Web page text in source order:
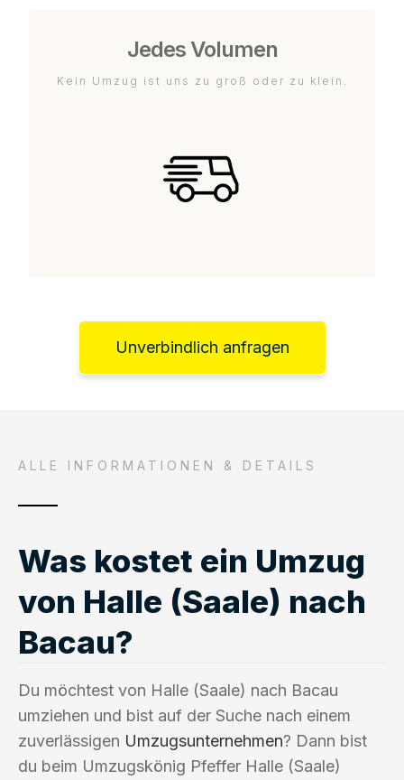
Jedes Volumen
Kein Umzug ist uns zu groß oder zu klein.
Unverbindlich anfragen
ALLE INFORMATIONEN & DETAILS
Was kostet ein Umzug
von Halle (Saale) nach
Bacau?
Du möchtest von Halle (Saale) nach Bacau
umziehen und bist auf der Suche nach einem
zuverlässigen Umzugsunternehmen? Dann bist
du beim Umzugskönig Pfeffer Halle (Saale)